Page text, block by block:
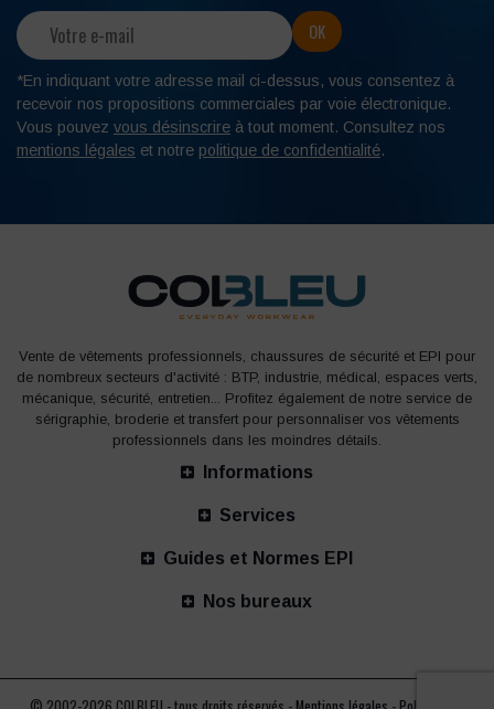
*En indiquant votre adresse mail ci-dessus, vous consentez à
recevoir nos propositions commerciales par voie électronique.
Vous pouvez vous désinscrire à tout moment. Consultez nos
mentions légales et notre politique de confidentialité.
Vente de vêtements professionnels, chaussures de sécurité et EPI pour
de nombreux secteurs d'activité : BTP, industrie, médical, espaces verts,
mécanique, sécurité, entretien... Profitez également de notre service de
sérigraphie, broderie et transfert pour personnaliser vos vêtements
professionnels dans les moindres détails.
Informations
Services
Guides et Normes EPI
Nos bureaux